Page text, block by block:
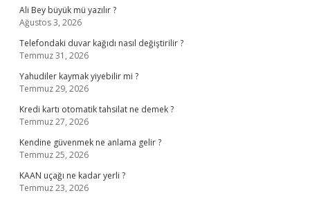
Ali Bey büyük mü yazılır ?
Ağustos 3, 2026
Telefondaki duvar kağıdı nasıl değiştirilir ?
Temmuz 31, 2026
Yahudiler kaymak yiyebilir mi ?
Temmuz 29, 2026
Kredi kartı otomatik tahsilat ne demek ?
Temmuz 27, 2026
Kendine güvenmek ne anlama gelir ?
Temmuz 25, 2026
KAAN uçağı ne kadar yerli ?
Temmuz 23, 2026